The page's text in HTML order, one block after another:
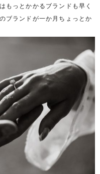
もっとかかるブランドも早く
ブランドが一か月ちょっとか